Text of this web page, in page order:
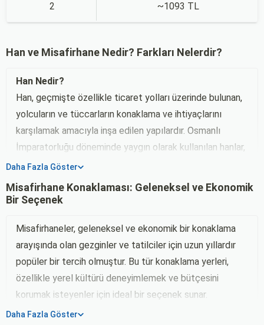
2 ~1093 TL
Han ve Misafirhane Nedir? Farkları Nelerdir?
Han Nedir?
Han, geçmişte özellikle ticaret yolları üzerinde bulunan,
yolcuların ve tüccarların konaklama ve ihtiyaçlarını
karşılamak amacıyla inşa edilen yapılardır. Osmanlı
İmparatorluğu döneminde yaygın olarak kullanılan hanlar,
kervansaraylar ile benzerlik gösterir ve genellikle büyük
bir avlu etrafında dizilmiş odalardan oluşur. Hanların en
önemli özelliklerinden biri, yalnızca konaklama değil, aynı
hanlarda ürünlerini depolar, satış yapar ve diğer
tüccarlarla buluşarak ticaretin kalbini oluştururlardı.
Misafirhane Nedir?
Misafirhane, modern çağda daha çok düşük bütçeli ve
genellikle uzun süreli konaklamalar için tercih edilen
konaklama tesisleridir. Misafirhaneler, özellikle kırsal
Daha Fazla Göster
Misafirhane Konaklaması: Geleneksel ve Ekonomik
Bir Seçenek
Misafirhaneler, geleneksel ve ekonomik bir konaklama
arayışında olan gezginler ve tatilciler için uzun yıllardır
popüler bir tercih olmuştur. Bu tür konaklama yerleri,
özellikle yerel kültürü deneyimlemek ve bütçesini
korumak isteyenler için ideal bir seçenek sunar.
Misafirhane konaklamasının sunduğu avantajlar ve bu
Daha Fazla Göster